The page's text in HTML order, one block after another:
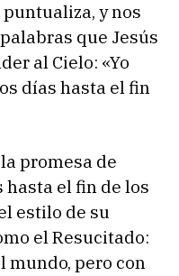
y nos
que Jesús
al Cielo: «Yo
días hasta el fin
promesa de
el fin de los
estilo de su
el Resucitado:
mundo, pero con